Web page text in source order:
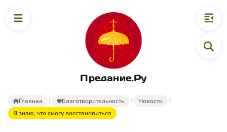
Предание.Ру
Главная Благотворительность
Новости
Я знаю, что смогу восстановиться